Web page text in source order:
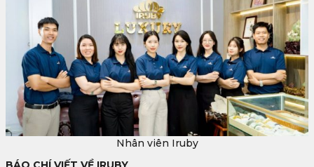
Nhân viên Iruby